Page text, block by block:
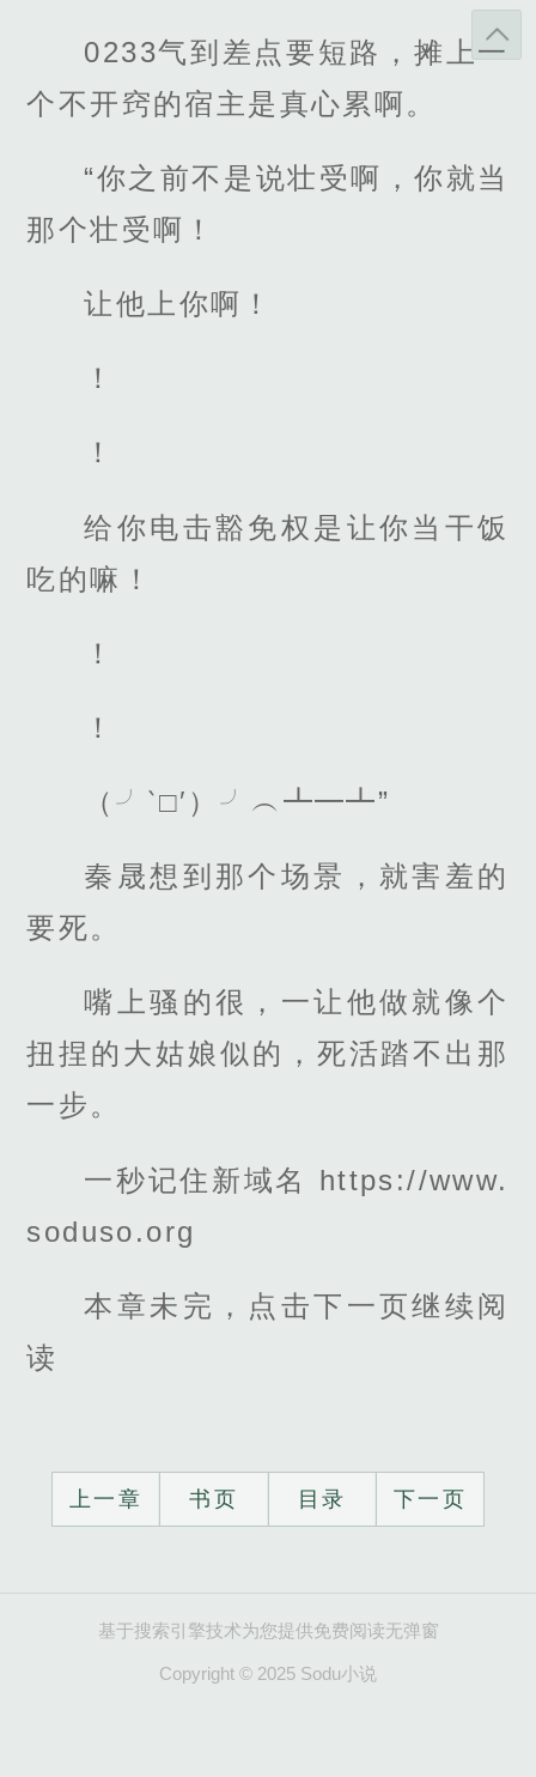
0233气到差点要短路，摊上一
个不开窍的宿主是真心累啊。
“你之前不是说壮受啊，你就当
那个壮受啊！
让他上你啊！
！
！
给你电击豁免权是让你当干饭
吃的嘛！
！
！
（╯‵□′）╯︵┻━┻”
秦晟想到那个场景，就害羞的
要死。
嘴上骚的很，一让他做就像个
扭捏的大姑娘似的，死活踏不出那
一步。
一秒记住新域名 https://www.
soduso.org
本章未完，点击下一页继续阅
读
上一章 书页 目录 下一页
基于搜索引擎技术为您提供免费阅读无弹窗
Copyright © 2025 Sodu小说